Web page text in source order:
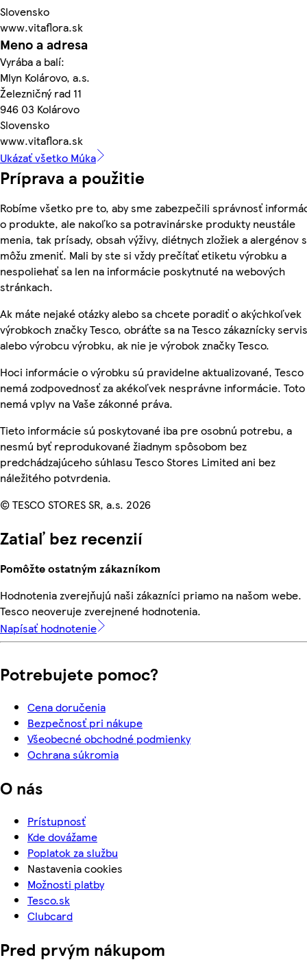
Slovensko
www.vitaflora.sk
Meno a adresa
Vyrába a balí:
Mlyn Kolárovo, a.s.
Železničný rad 11
946 03 Kolárovo
Slovensko
www.vitaflora.sk
Ukázať všetko Múka
Príprava a použitie
Robíme všetko pre to, aby sme zabezpečili správnosť
o produkte, ale nakoľko sa potravinárske produkty neustále
menia, tak prísady, obsah výživy, diétnych zložiek a alergénov
môžu zmeniť. Mali by ste si vždy prečítať etiketu výrobku a
nespoliehať sa len na informácie poskytnuté na webových
stránkach.
Ak máte nejaké otázky alebo sa chcete poradiť o akýchkoľvek
výrobkoch značky Tesco, obráťte sa na Tesco zákaznícky
alebo výrobcu výrobku, ak nie je výrobok značky Tesco.
Hoci informácie o výrobku sú pravidelne aktualizované, Tesco
nemá zodpovednosť za akékoľvek nesprávne informácie. Toto
nemá vplyv na Vaše zákonné práva.
Tieto informácie sú poskytované iba pre osobnú potrebu, a
nesmú byť reprodukované žiadnym spôsobom bez
predchádzajúceho súhlasu Tesco Stores Limited ani bez
náležitého potvrdenia.
© TESCO STORES SR, a.s. 2026
Zatiaľ bez recenzií
Pomôžte ostatným zákazníkom
Hodnotenia zverejňujú naši zákazníci priamo na našom webe.
Tesco neoveruje zverejnené hodnotenia.
Napísať hodnotenie
Potrebujete pomoc?
Cena doručenia
Bezpečnosť pri nákupe
Všeobecné obchodné podmienky
Ochrana súkromia
O nás
Prístupnosť
Kde dovážame
Poplatok za službu
Nastavenia cookies
Možnosti platby
Tesco.sk
Clubcard
Pred prvým nákupom